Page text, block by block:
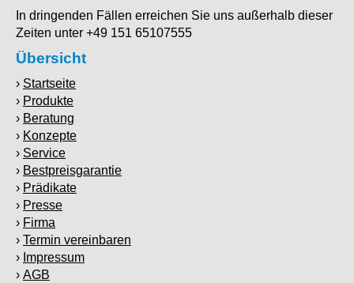
In dringenden Fällen erreichen Sie uns außerhalb dieser
Zeiten unter +49 151 65107555
Übersicht
Startseite
Produkte
Beratung
Konzepte
Service
Bestpreisgarantie
Prädikate
Presse
Firma
Termin vereinbaren
Impressum
AGB